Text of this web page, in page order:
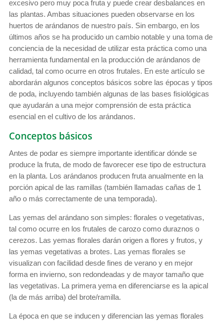
excesivo pero muy poca fruta y puede crear desbalances en
las plantas. Ambas situaciones pueden observarse en los
huertos de arándanos de nuestro país. Sin embargo, en los
últimos años se ha producido un cambio notable y una toma de
conciencia de la necesidad de utilizar esta práctica como una
herramienta fundamental en la producción de arándanos de
calidad, tal como ocurre en otros frutales. En este artículo se
abordarán algunos conceptos básicos sobre las épocas y tipos
de poda, incluyendo también algunas de las bases fisiológicas
que ayudarán a una mejor comprensión de esta práctica
esencial en el cultivo de los arándanos.
Conceptos básicos
Antes de podar es siempre importante identificar dónde se
produce la fruta, de modo de favorecer ese tipo de estructura
en la planta. Los arándanos producen fruta anualmente en la
porción apical de las ramillas (también llamadas cañas de 1
año o más correctamente de una temporada).
Las yemas del arándano son simples: florales o vegetativas,
tal como ocurre en los frutales de carozo como duraznos o
cerezos. Las yemas florales darán origen a flores y frutos, y
las yemas vegetativas a brotes. Las yemas florales se
visualizan con facilidad desde fines de verano y en mejor
forma en invierno, son redondeadas y de mayor tamaño que
las vegetativas. La primera yema en diferenciarse es la apical
(la de más arriba) del brote/ramilla.
La época en que se inducen y diferencian las yemas florales